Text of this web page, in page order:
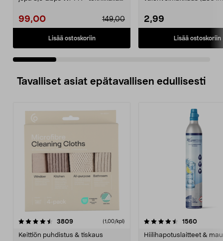
99,00 149,00
Lisää ostoskoriin
2,99
Lisää ostoskoriin
Tavalliset asiat epätavallisen edullisesti
3809arvostelut (1,00/kpl)
Keittiön puhdistus & tiskaus
4.5viidestä
1560
Hiilihapotuslaitteet &
4.5viidestä